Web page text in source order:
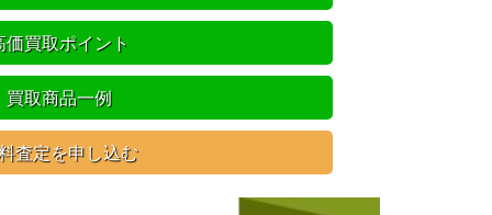
価買取ポイント
買取商品一例
査定を申し込む